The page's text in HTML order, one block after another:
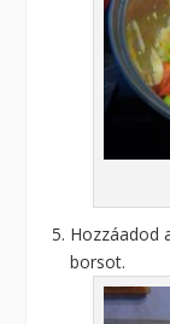
Hozzáadod
borsot.